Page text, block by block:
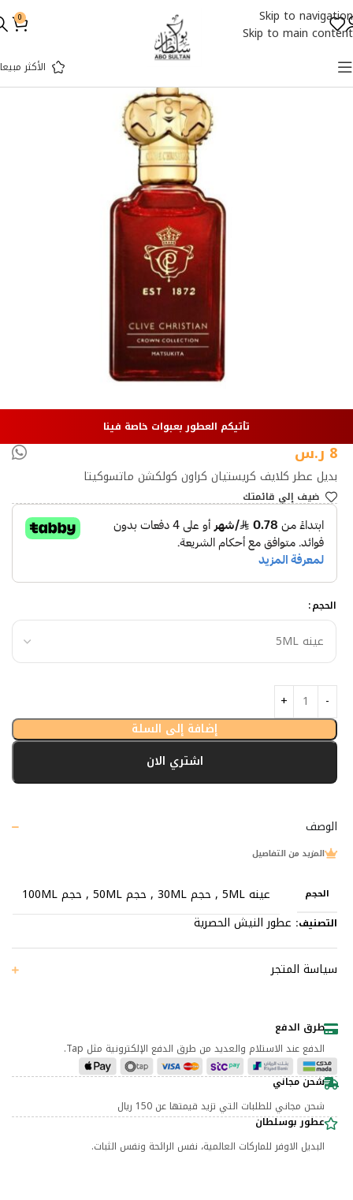
Skip to navigation
Skip to main content
0
الأكثر مبيعا
تأتيكم العطور بعبوات خاصة فينا
بديل عطر كلايف كريستيان كراون كولكشن ماتسوكيتا
8 ر.س
ضيف إلي قائمتك
الحجم
إضافة إلى السلة
اشتري الان
الوصف
المزيد من التفاصيل
الحجم عينه 5ML , حجم 30ML , حجم 50ML , حجم 100ML
التصنيف: عطور النيش الحصرية
سياسة المتجر
طرق الدفع
الدفع عند الاستلام والعديد من طرق الدفع الإلكترونية مثل Tap.
شحن مجاني
شحن مجاني للطلبات التي تزيد قيمتها عن 150 ريال
عطور بوسلطان
البديل الاوفر للماركات العالمية، نفس الرائحة ونفس الثبات.